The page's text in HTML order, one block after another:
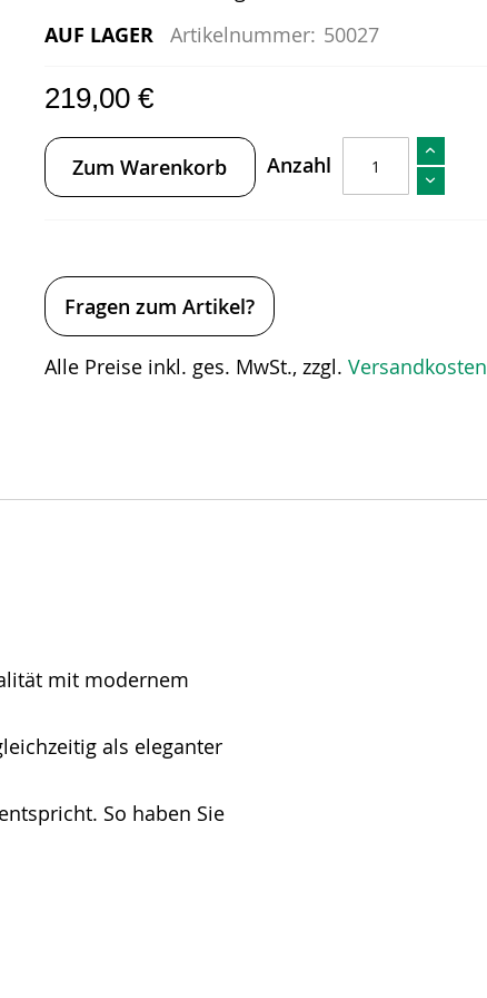
AUF LAGER Artikelnummer: 50027
219,00 €
Anzahl
Zum Warenkorb
Fragen zum Artikel?
Alle Preise inkl. ges. MwSt., zzgl. Versandkosten
mit modernem
als eleganter
So haben Sie